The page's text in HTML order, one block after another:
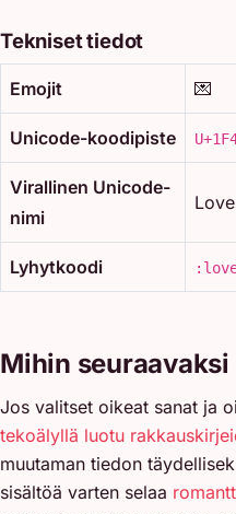
Tekniset tiedot
Emojit 💌
Unicode-koodipiste
Virallinen Unicode-
nimi
Lyhytkoodi
Mihin seuraavaksi
Jos valitset oikeat sanat ja
tekoälyllä luotu
muutaman tiedon
sisältöä varten selaa